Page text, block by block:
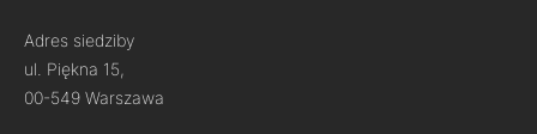
Adres siedziby
ul. Piękna 15,
00-549 Warszawa